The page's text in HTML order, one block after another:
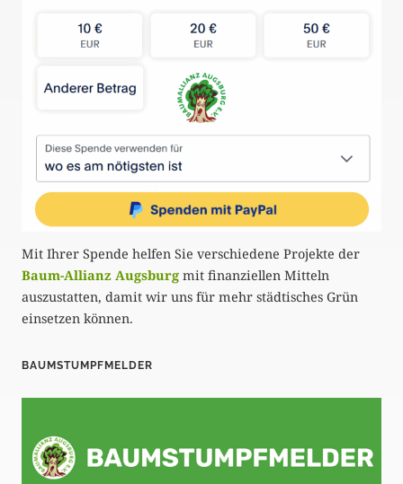
Mit Ihrer Spende helfen Sie verschiedene Projekte der
Baum-Allianz Augsburg mit finanziellen Mitteln
auszustatten, damit wir uns für mehr städtisches Grün
einsetzen können.
BAUMSTUMPFMELDER